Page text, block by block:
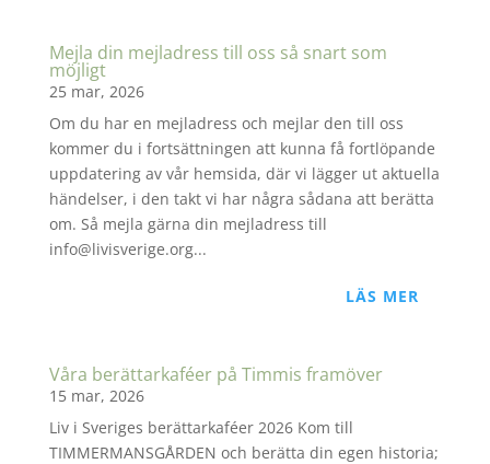
Mejla din mejladress till oss så snart som
möjligt
25 mar, 2026
Om du har en mejladress och mejlar den till oss
kommer du i fortsättningen att kunna få fortlöpande
uppdatering av vår hemsida, där vi lägger ut aktuella
händelser, i den takt vi har några sådana att berätta
om. Så mejla gärna din mejladress till
info@livisverige.org...
LÄS MER
Våra berättarkaféer på Timmis framöver
15 mar, 2026
Liv i Sveriges berättarkaféer 2026 Kom till
TIMMERMANSGÅRDEN och berätta din egen historia;